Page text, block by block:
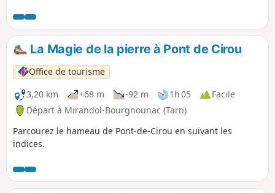
La Magie de la pierre à Pont de Cirou
Office de tourisme
3,20 km
+68 m -92 m 1h 05
Facile
Départ à Mirandol-Bourgnounac (Tarn)
Parcourez le hameau de Pont-de-Cirou en suivant les
indices.